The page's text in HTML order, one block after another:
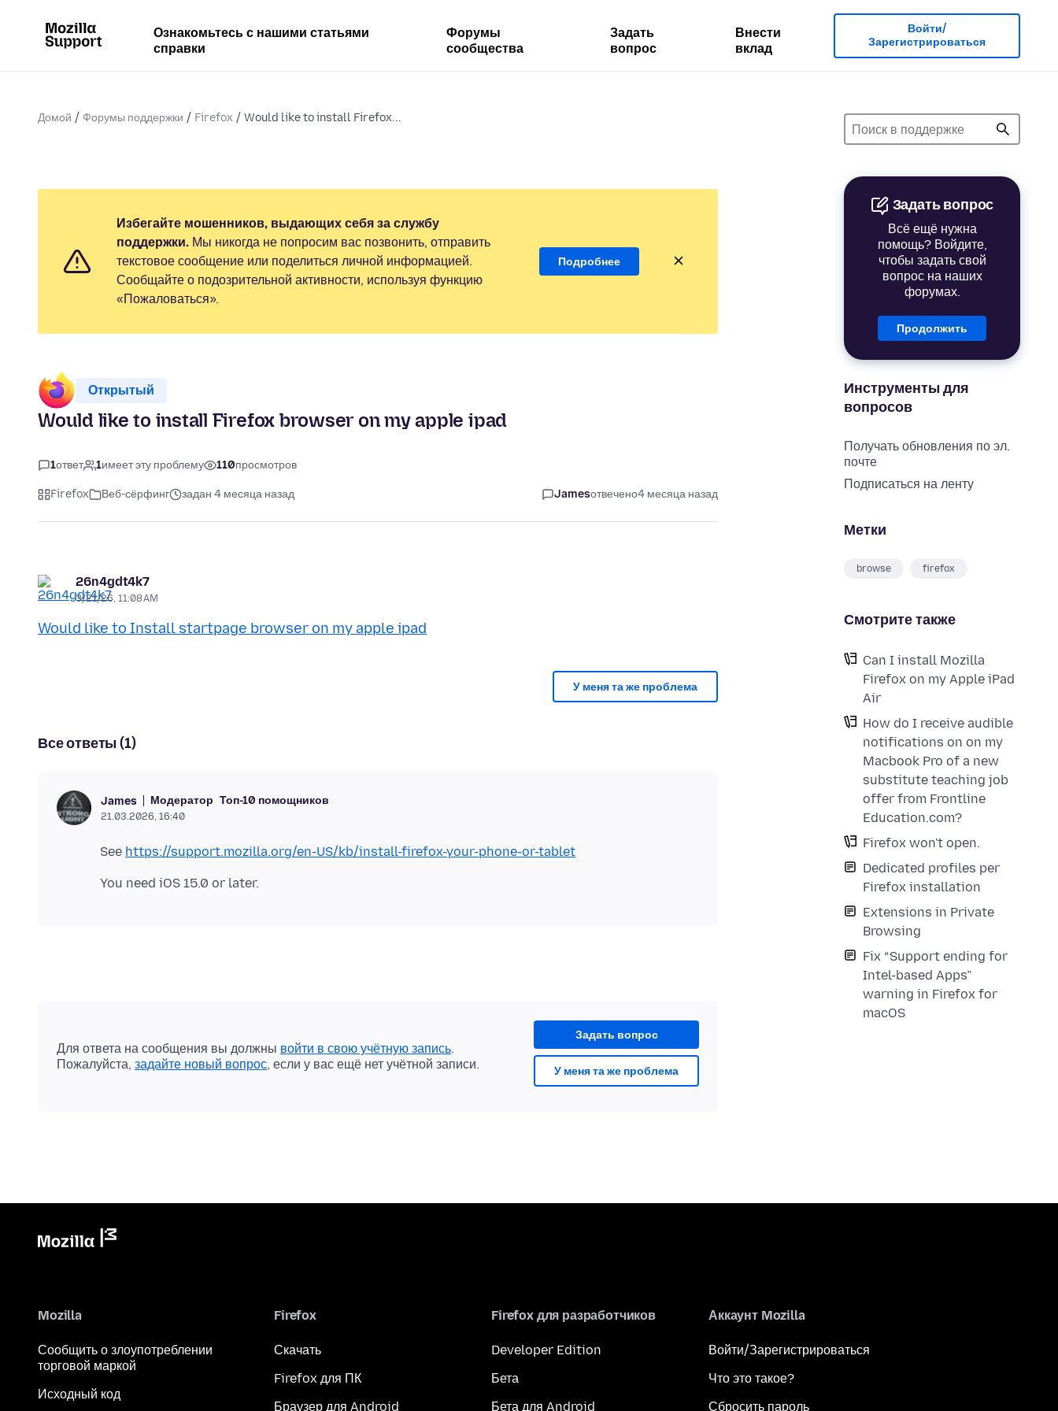
Ознакомьтесь с нашими статьями
справки
Форумы
сообщества
Задать
вопрос
Внести
вклад
Войти/
Зарегистрироваться
Домой Форумы поддержки Firefox Would like to install Firefox...
Задать вопрос
Всё ещё нужна
помощь? Войдите,
чтобы задать свой
вопрос на наших
форумах.
Продолжить
Инструменты для
вопросов
Получать обновления по эл.
почте
Подписаться на ленту
Метки
browse firefox
Смотрите также
Can I install Mozilla
Firefox on my Apple iPad
Air
How do I receive audible
notifications on on my
Macbook Pro of a new
substitute teaching job
offer from Frontline
Education.com?
Firefox won't open.
Dedicated profiles per
Firefox installation
Extensions in Private
Browsing
Fix “Support ending for
Intel-based Apps”
warning in Firefox for
macOS
Избегайте мошенников, выдающих себя за службу
поддержки. Мы никогда не попросим вас позвонить, отправить
текстовое сообщение или поделиться личной информацией.
Сообщайте о подозрительной активности, используя функцию
«Пожаловаться».
Подробнее
Открытый
Would like to install Firefox browser on my apple ipad
1ответ 1имеет эту проблему 110просмотров
Firefox Веб-сёрфинг задан 4 месяца назад Jamesотвечено4 месяца назад
26n4gdt4k7
3/21/26, 11:08 AM
Would like to Install startpage browser on my apple ipad
У меня та же проблема
Все ответы (1)
James Модератор Топ-10 помощников
21.03.2026, 16:40
See https://support.mozilla.org/en-US/kb/install-firefox-your-phone-or-tablet
Задать вопрос
У меня та же проблема
Для ответа на сообщения вы должны войти в свою учётную запись.
Пожалуйста, задайте новый вопрос, если у вас ещё нет учётной записи.
Mozilla
Сообщить о злоупотреблении
торговой маркой
Исходный код
Firefox
Скачать
Firefox для ПК
Браузер для Android
Firefox для разработчиков
Developer Edition
Бета
Бета для Android
Аккаунт Mozilla
Войти/Зарегистрироваться
Что это такое?
Сбросить пароль